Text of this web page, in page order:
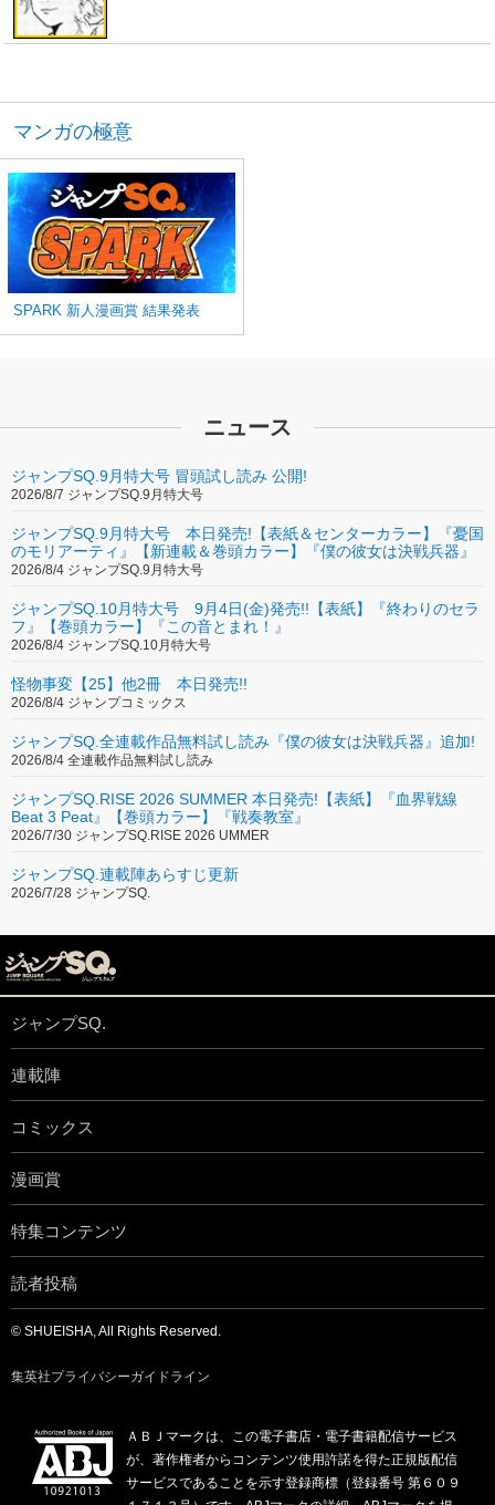
マンガの極意
SPARK 新人漫画賞 結果発表
ニュース
ジャンプSQ.9月特大号 冒頭試し読み 公開!
2026/8/7 ジャンプSQ.9月特大号
ジャンプSQ.9月特大号 本日発売!【表紙＆センターカラー】『憂国
のモリアーティ』【新連載＆巻頭カラー】『僕の彼女は決戦兵器』
2026/8/4 ジャンプSQ.9月特大号
ジャンプSQ.10月特大号 9月4日(金)発売!!【表紙】『終わりのセラ
フ』【巻頭カラー】『この音とまれ！』
2026/8/4 ジャンプSQ.10月特大号
怪物事変【25】他2冊 本日発売!!
2026/8/4 ジャンプコミックス
ジャンプSQ.全連載作品無料試し読み『僕の彼女は決戦兵器』追加!
2026/8/4 全連載作品無料試し読み
ジャンプSQ.RISE 2026 SUMMER 本日発売!【表紙】『血界戦線
Beat 3 Peat』【巻頭カラー】『戦奏教室』
2026/7/30 ジャンプSQ.RISE 2026 UMMER
ジャンプSQ.連載陣あらすじ更新
2026/7/28 ジャンプSQ.
ジャンプSQ.
連載陣
コミックス
漫画賞
特集コンテンツ
読者投稿
© SHUEISHA, All Rights Reserved.
集英社プライバシーガイドライン
ＡＢＪマークは、この電子書店・電子書籍配信サービス
が、著作権者からコンテンツ使用許諾を得た正規版配信
サービスであることを示す登録商標（登録番号 第６０９